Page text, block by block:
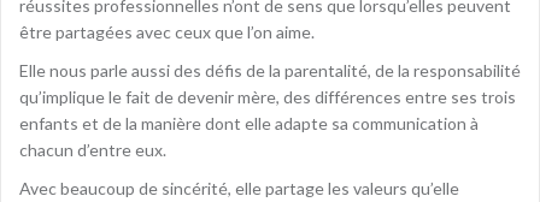
réussites professionnelles n’ont de sens que lorsqu’elles peuvent
être partagées avec ceux que l’on aime.
Elle nous parle aussi des défis de la parentalité, de la responsabilité
qu’implique le fait de devenir mère, des différences entre ses trois
enfants et de la manière dont elle adapte sa communication à
chacun d’entre eux.
Avec beaucoup de sincérité, elle partage les valeurs qu’elle